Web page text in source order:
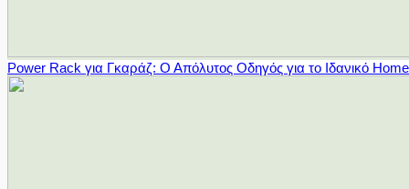
Power Rack για Γκαράζ: Ο Απόλυτος Οδηγός για το Ιδανικό